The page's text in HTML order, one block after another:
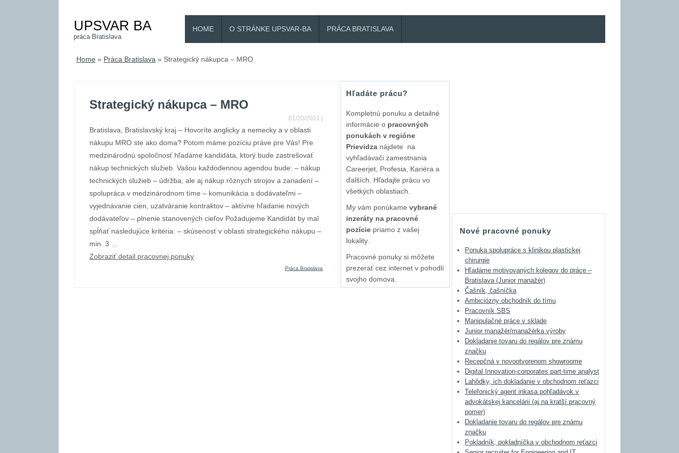
UPSVAR BA
práca Bratislava
HOME O STRÁNKE UPSVAR-BA PRÁCA BRATISLAVA
Home » Práca Bratislava » Strategický nákupca – MRO
Strategický nákupca – MRO
01/20/2021
Bratislava, Bratislavský kraj – Hovoríte anglicky a nemecky a v oblasti
nákupu MRO ste ako doma? Potom máme pozíciu práve pre Vás! Pre
medzinárodnú spoločnosť hľadáme kandidáta, ktorý bude zastrešovať
nákup technických služieb. Vašou každodennou agendou bude: – nákup
technických služieb – údržba, ale aj nákup rôznych strojov a zariadení –
spolupráca v medzinárodnom tíme – komunikácia s dodávateľmi –
vyjednávanie cien, uzatváranie kontraktov – aktívne hľadanie nových
dodávateľov – plnenie stanovených cieľov Požadujeme Kandidát by mal
spĺňať nasledujúce kritéria: – skúsenosť v oblasti strategického nákupu –
min. 3 …
Zobraziť detail pracovnej ponuky
Práca Bratislava
Hľadáte prácu?
Kompletnú ponuku a detailné
informácie o pracovných
ponukách v regióne
Prievidza nájdete na
vyhľadávači zamestnania
Careerjet, Profesia, Kariéra a
ďalších. Hľadajte prácu vo
všetkých oblastiach.
My vám ponúkame vybrané
inzeráty na pracovné
pozície priamo z vašej
lokality.
Pracovné ponuky si môžete
prezerať cez internet v pohodlí
svojho domova.
Nové pracovné ponuky
Ponuka spolupráce s klinikou plastickej
chirurgie
Hľadáme motivovaných kolegov do práce –
Bratislava (Junior manažér)
Čašník, čašníčka
Ambiciózny obchodník do tímu
Pracovník SBS
Manipulačné práce v sklade
Junior manažér/manažérka výroby
Dokladanie tovaru do regálov pre známu
značku
Recepčná v novootvorenom showroome
Digital Innovation-corporates part-time analyst
Lahôdky, ich dokladanie v obchodnom reťazci
Telefonický agent inkasa pohľadávok v
advokátskej kancelárii (aj na kratší pracovný
pomer)
Dokladanie tovaru do regálov pre známu
značku
Pokladník, pokladníčka v obchodnom reťazci